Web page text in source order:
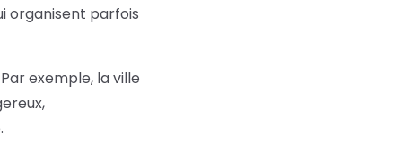
organisent parfois
exemple, la ville